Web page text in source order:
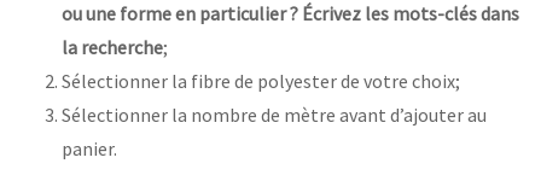
ou une forme en particulier ? Écrivez les mots-clés dans
la recherche;
Sélectionner la fibre de polyester de votre choix;
Sélectionner la nombre de mètre avant d’ajouter au
panier.